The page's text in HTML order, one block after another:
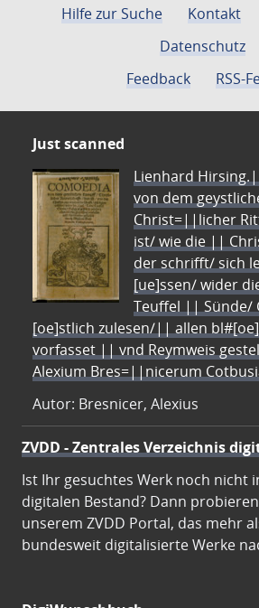
Hilfe zur Suche Kontakt
Datenschutz
Feedback
RSS-
Just scanned
Lienhard
von dem
Christ=||licher
ist/ wie die ||
der schrifft/ sich
[ue]ssen/ wider
Teuffel || Sünde/
[oe]stlich zulesen/|| allen
vorfasset || vnd Reymweis
Alexium Bres=||nicerum
Autor: Bresnicer, Alexius
ZVDD - Zentrales Verzeichnis
Ist Ihr gesuchtes Werk noch nicht
digitalen Bestand? Dann
unserem ZVDD Portal, das mehr
bundesweit digitalisierte Werke